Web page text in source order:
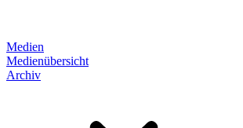
Medien
Medienübersicht
Archiv